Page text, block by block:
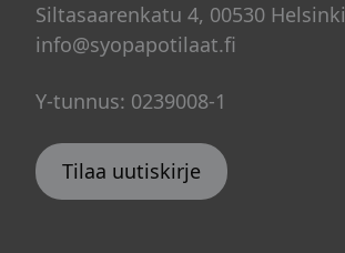
Siltasaarenkatu 4, 00530 Helsinki
info@syopapotilaat.fi
Y-tunnus: 0239008-1
Tilaa uutiskirje